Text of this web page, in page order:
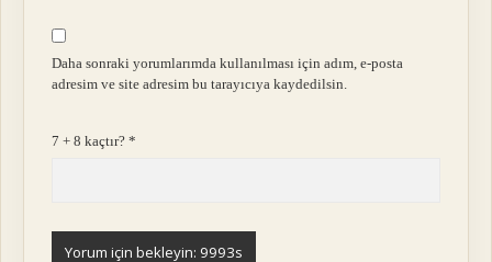
Daha sonraki yorumlarımda kullanılması için adım, e-posta
adresim ve site adresim bu tarayıcıya kaydedilsin.
7 + 8 kaçtır?*